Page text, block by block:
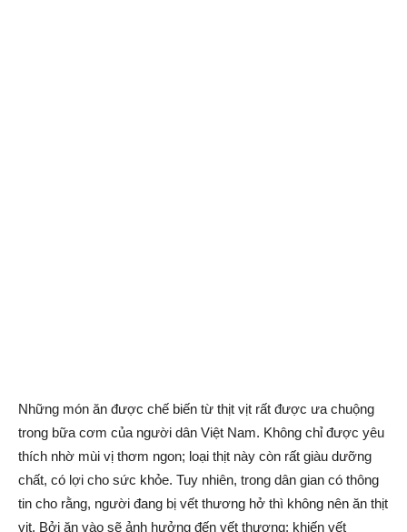
Những món ăn được chế biến từ thịt vịt rất được ưa chuộng
trong bữa cơm của người dân Việt Nam. Không chỉ được yêu
thích nhờ mùi vị thơm ngon; loại thịt này còn rất giàu dưỡng
chất, có lợi cho sức khỏe. Tuy nhiên, trong dân gian có thông
tin cho rằng, người đang bị vết thương hở thì không nên ăn thịt
vịt. Bởi ăn vào sẽ ảnh hưởng đến vết thương; khiến vết